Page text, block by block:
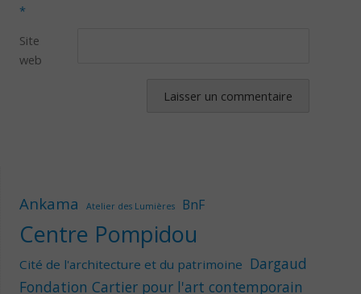
*
Site
web
Ankama Atelier des Lumières BnF
Centre Pompidou
Cité de l'architecture et du patrimoine Dargaud
Fondation Cartier pour l'art contemporain